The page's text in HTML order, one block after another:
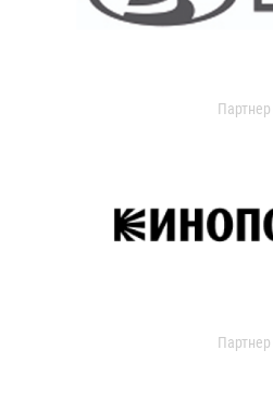
Партнер
Партнер